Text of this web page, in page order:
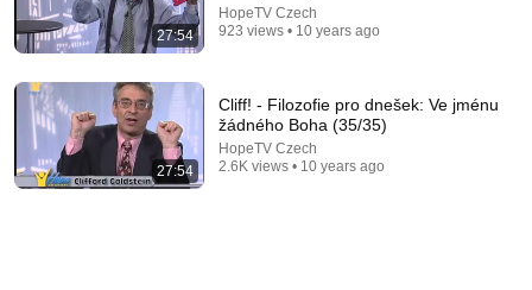
Dlaczego bolą nogi? Wyjaśniam prostym językiem!
27:54
HopeTV Czech
923 views • 10 years ago
27:54
Cliff! - Filozofie pro dnešek: Ve jménu
žádného Boha (35/35)
HopeTV Czech
2.6K views • 10 years ago